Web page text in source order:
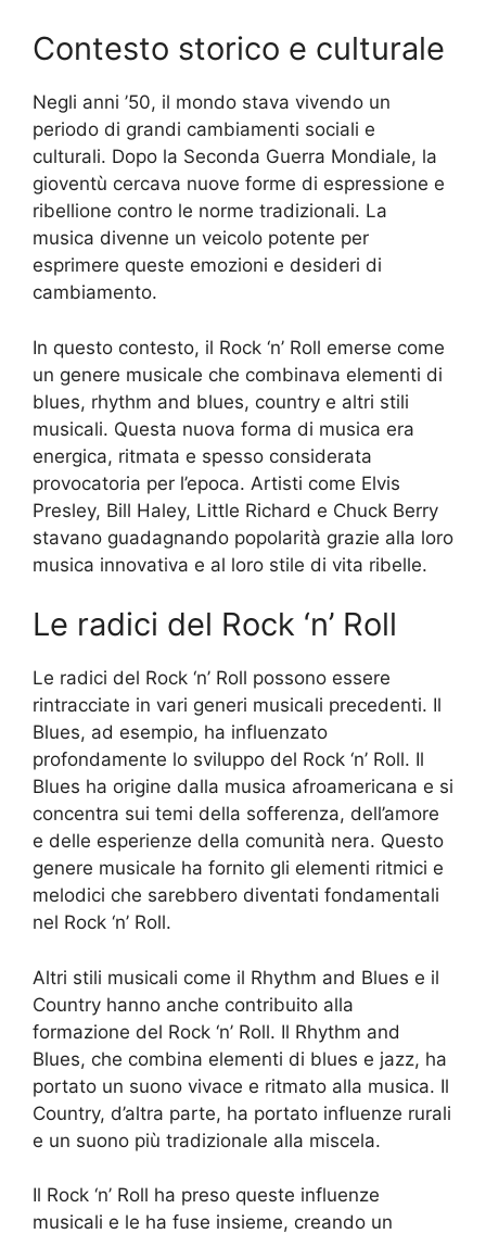
Contesto storico e culturale
Negli anni ’50, il mondo stava vivendo un
periodo di grandi cambiamenti sociali e
culturali. Dopo la Seconda Guerra Mondiale, la
gioventù cercava nuove forme di espressione e
ribellione contro le norme tradizionali. La
musica divenne un veicolo potente per
esprimere queste emozioni e desideri di
cambiamento.
In questo contesto, il Rock ‘n’ Roll emerse come
un genere musicale che combinava elementi di
blues, rhythm and blues, country e altri stili
musicali. Questa nuova forma di musica era
energica, ritmata e spesso considerata
provocatoria per l’epoca. Artisti come Elvis
Presley, Bill Haley, Little Richard e Chuck Berry
stavano guadagnando popolarità grazie alla loro
musica innovativa e al loro stile di vita ribelle.
Le radici del Rock ‘n’ Roll
Le radici del Rock ‘n’ Roll possono essere
rintracciate in vari generi musicali precedenti. Il
Blues, ad esempio, ha influenzato
profondamente lo sviluppo del Rock ‘n’ Roll. Il
Blues ha origine dalla musica afroamericana e si
concentra sui temi della sofferenza, dell’amore
e delle esperienze della comunità nera. Questo
genere musicale ha fornito gli elementi ritmici e
melodici che sarebbero diventati fondamentali
nel Rock ‘n’ Roll.
Altri stili musicali come il Rhythm and Blues e il
Country hanno anche contribuito alla
formazione del Rock ‘n’ Roll. Il Rhythm and
Blues, che combina elementi di blues e jazz, ha
portato un suono vivace e ritmato alla musica. Il
Country, d’altra parte, ha portato influenze rurali
e un suono più tradizionale alla miscela.
Il Rock ‘n’ Roll ha preso queste influenze
musicali e le ha fuse insieme, creando un